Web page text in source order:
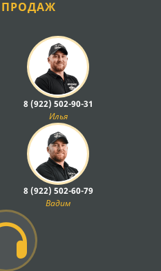
ПРОДАЖ
8 (922) 502-90-31
Илья
8 (922) 502-60-79
Вадим